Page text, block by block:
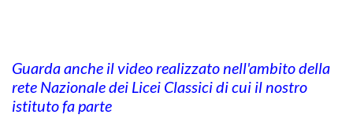
Guarda anche il video realizzato nell'ambito della
rete Nazionale dei Licei Classici di cui il nostro
istituto fa parte